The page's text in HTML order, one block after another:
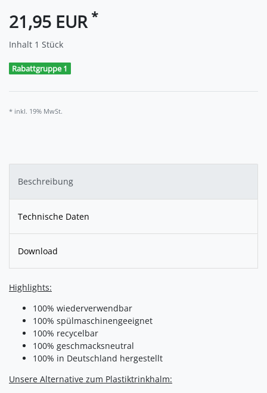
21,95 EUR *
Inhalt 1 Stück
Rabattgruppe 1
* inkl. 19% MwSt.
Beschreibung
Technische Daten
Download
Highlights:
100% wiederverwendbar
100% spülmaschinengeeignet
100% recycelbar
100% geschmacksneutral
100% in Deutschland hergestellt
Unsere Alternative zum Plastiktrinkhalm: